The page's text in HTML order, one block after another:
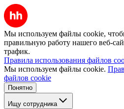
Мы используем файлы cookie,
правильную работу нашего веб-
трафик.
Правила использования файлов
Мы используем файлы cookie.
файлов cookie
Понятно
Ищу сотрудника